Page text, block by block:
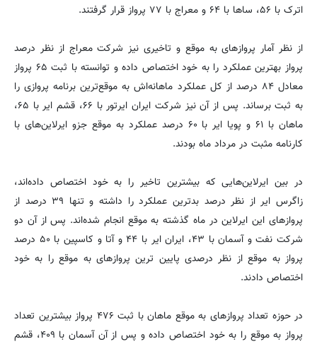
اترک با ۵۶، ساها با ۶۴ و معراج با ۷۷ پرواز قرار گرفتند.
از نظر آمار پروازهای به موقع و تاخیری نیز شرکت معراج از نظر درصد
پرواز بهترین عملکرد را به خود اختصاص داده و توانسته با ثبت ۶۵ پرواز
معادل ۸۴ درصد از کل عملکرد ماهانه‌اش به موقع‌ترین برنامه پروازی را
به ثبت برساند. پس از آن نیز شرکت ایران ایرتور با ۶۶، قشم ایر با ۶۵،
ماهان با ۶۱ و پویا ایر با ۶۰ درصد عملکرد به موقع جزو ایرلاین‌های با
کارنامه مثبت در مرداد ماه بودند.
در بین ایرلاین‌هایی که بیشترین تاخیر را به خود اختصاص داده‌اند،
زاگرس ایر از نظر درصد بدترین عملکرد را داشته و تنها ۳۹ درصد از
پروازهای این ایرلاین در ماه گذشته به موقع انجام شده‌اند. پس از آن دو
شرکت نفت و آسمان با ۴۳، ایران ایر با ۴۴ و آتا و کاسپین با ۵۰ درصد
پرواز به موقع از نظر درصدی پایین ترین پروازهای به موقع را به خود
اختصاص دادند.
در حوزه تعداد پروازهای به موقع ماهان با ثبت ۴۷۶ پرواز بیشترین تعداد
پرواز به موقع را به خود اختصاص داده و پس از آن آسمان با ۴۰۹، قشم